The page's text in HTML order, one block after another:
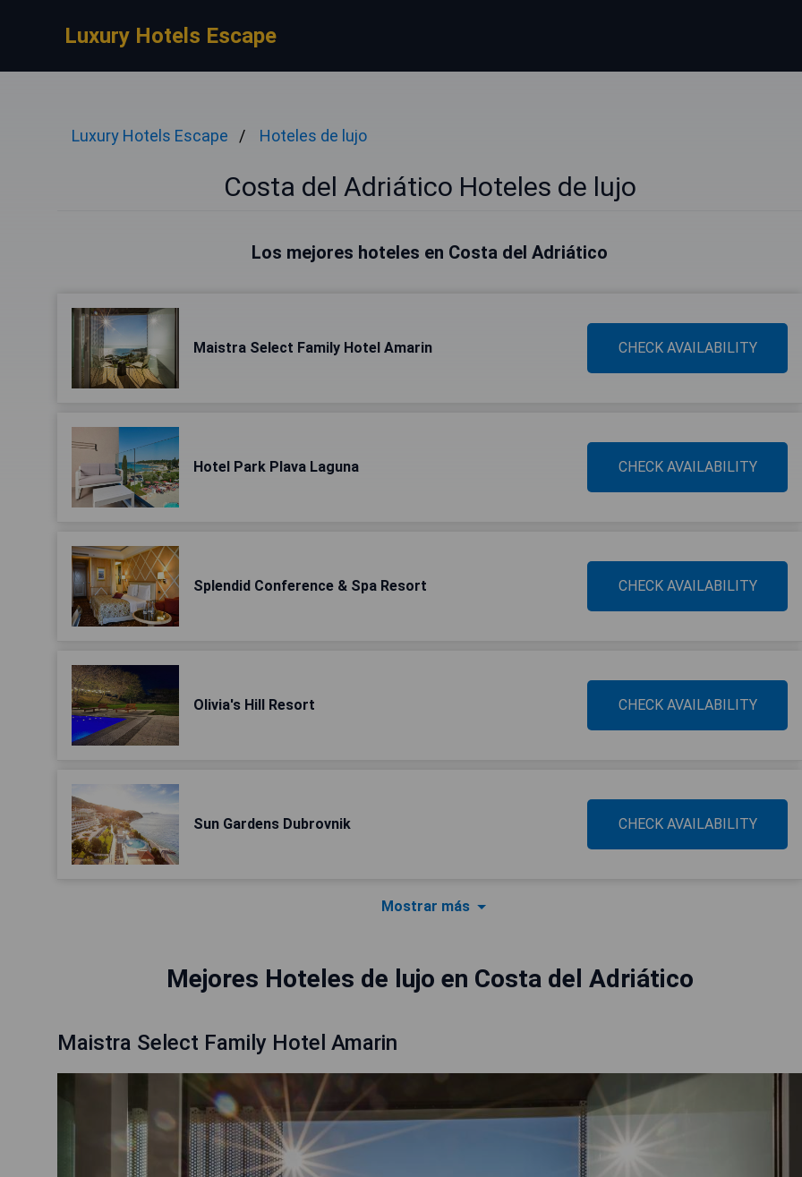
Luxury Hotels Escape
Luxury Hotels Escape Hoteles de lujo
Costa del Adriático Hoteles de lujo
Los mejores hoteles en Costa del Adriático
Maistra Select Family Hotel Amarin CHECK AVAILABILITY
Hotel Park Plava Laguna CHECK AVAILABILITY
Splendid Conference & Spa Resort CHECK AVAILABILITY
Olivia's Hill Resort CHECK AVAILABILITY
Sun Gardens Dubrovnik CHECK AVAILABILITY
Mostrar más
Mejores Hoteles de lujo en Costa del Adriático
Maistra Select Family Hotel Amarin